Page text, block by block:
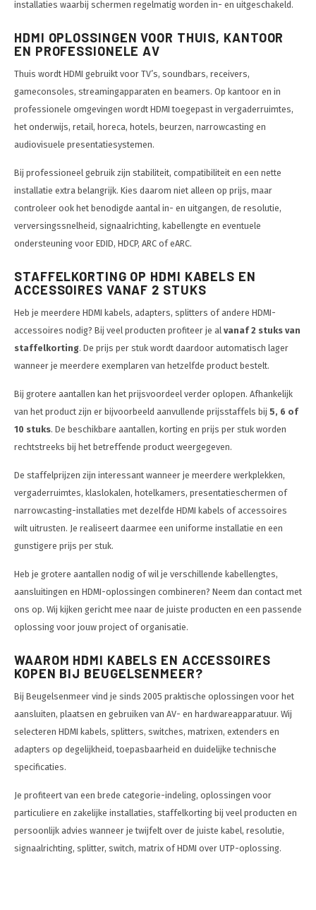
installaties waarbij schermen regelmatig worden in- en uitgeschakeld.
HDMI OPLOSSINGEN VOOR THUIS, KANTOOR
EN PROFESSIONELE AV
Thuis wordt HDMI gebruikt voor TV’s, soundbars, receivers,
gameconsoles, streamingapparaten en beamers. Op kantoor en in
professionele omgevingen wordt HDMI toegepast in vergaderruimtes,
het onderwijs, retail, horeca, hotels, beurzen, narrowcasting en
audiovisuele presentatiesystemen.
Bij professioneel gebruik zijn stabiliteit, compatibiliteit en een nette
installatie extra belangrijk. Kies daarom niet alleen op prijs, maar
controleer ook het benodigde aantal in- en uitgangen, de resolutie,
verversingssnelheid, signaalrichting, kabellengte en eventuele
ondersteuning voor EDID, HDCP, ARC of eARC.
STAFFELKORTING OP HDMI KABELS EN
ACCESSOIRES VANAF 2 STUKS
Heb je meerdere HDMI kabels, adapters, splitters of andere HDMI-
accessoires nodig? Bij veel producten profiteer je al vanaf 2 stuks van
staffelkorting. De prijs per stuk wordt daardoor automatisch lager
wanneer je meerdere exemplaren van hetzelfde product bestelt.
Bij grotere aantallen kan het prijsvoordeel verder oplopen. Afhankelijk
van het product zijn er bijvoorbeeld aanvullende prijsstaffels bij 5, 6 of
10 stuks. De beschikbare aantallen, korting en prijs per stuk worden
rechtstreeks bij het betreffende product weergegeven.
De staffelprijzen zijn interessant wanneer je meerdere werkplekken,
vergaderruimtes, klaslokalen, hotelkamers, presentatieschermen of
narrowcasting-installaties met dezelfde HDMI kabels of accessoires
wilt uitrusten. Je realiseert daarmee een uniforme installatie en een
gunstigere prijs per stuk.
Heb je grotere aantallen nodig of wil je verschillende kabellengtes,
aansluitingen en HDMI-oplossingen combineren? Neem dan contact met
ons op. Wij kijken gericht mee naar de juiste producten en een passende
oplossing voor jouw project of organisatie.
WAAROM HDMI KABELS EN ACCESSOIRES
KOPEN BIJ BEUGELSENMEER?
Bij Beugelsenmeer vind je sinds 2005 praktische oplossingen voor het
aansluiten, plaatsen en gebruiken van AV- en hardwareapparatuur. Wij
selecteren HDMI kabels, splitters, switches, matrixen, extenders en
adapters op degelijkheid, toepasbaarheid en duidelijke technische
specificaties.
Je profiteert van een brede categorie-indeling, oplossingen voor
particuliere en zakelijke installaties, staffelkorting bij veel producten en
persoonlijk advies wanneer je twijfelt over de juiste kabel, resolutie,
signaalrichting, splitter, switch, matrix of HDMI over UTP-oplossing.